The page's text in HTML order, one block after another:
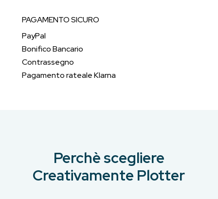
PAGAMENTO SICURO
PayPal
Bonifico Bancario
Contrassegno
Pagamento rateale Klarna
Perchè scegliere
Creativamente Plotter